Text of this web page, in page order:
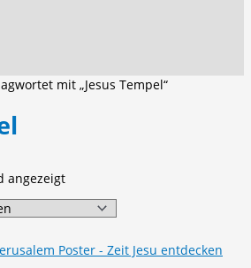
mit „Jesus Tempel“
angezeigt